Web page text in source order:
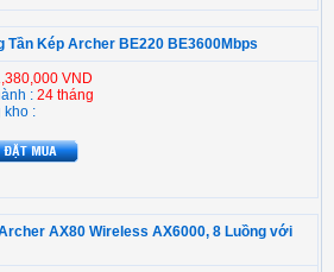
Tần Kép Archer BE220 BE3600Mbps
VND
: 24 tháng
kho :
AX80 Wireless AX6000, 8 Luồng với